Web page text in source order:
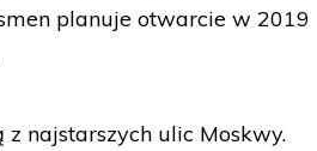
planuje otwarcie w 2019
z najstarszych ulic Moskwy.